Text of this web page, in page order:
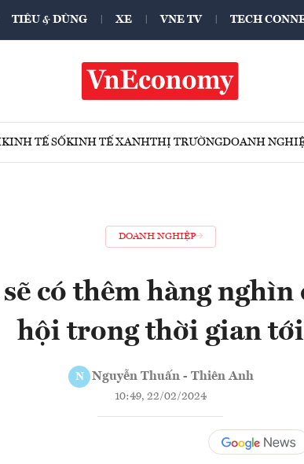
TIÊU & DÙNG XE VNE TV TECH
KINH TẾ SỐKINH TẾ XANHTHỊ TRƯỜNGDOANH
DOANH NGHIỆP
có thêm hàng nghìn
hội trong thời gian tới
N Nguyễn Thuấn - Thiên Anh
10:49, 22/02/2024